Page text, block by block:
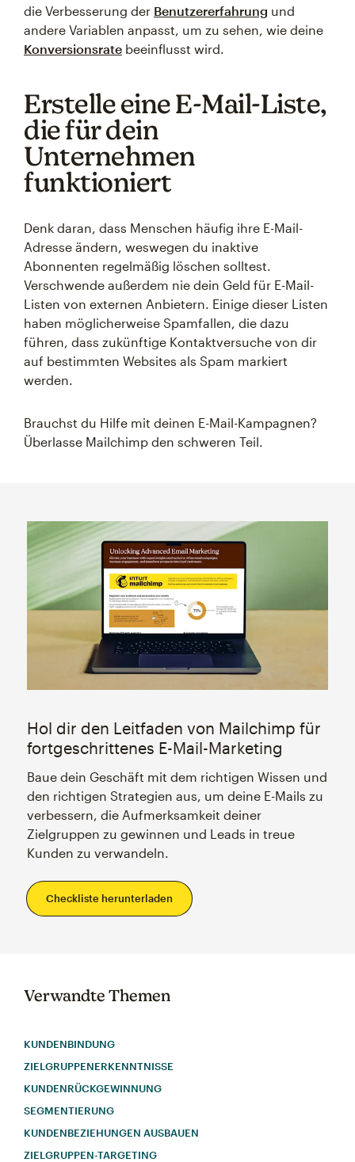
die Verbesserung der Benutzererfahrung und
andere Variablen anpasst, um zu sehen, wie deine
Konversionsrate beeinflusst wird.
Erstelle eine E-Mail-Liste,
die für dein
Unternehmen
funktioniert
Denk daran, dass Menschen häufig ihre E-Mail-
Adresse ändern, weswegen du inaktive
Abonnenten regelmäßig löschen solltest.
Verschwende außerdem nie dein Geld für E-Mail-
Listen von externen Anbietern. Einige dieser Listen
haben möglicherweise Spamfallen, die dazu
führen, dass zukünftige Kontaktversuche von dir
auf bestimmten Websites als Spam markiert
werden.
Brauchst du Hilfe mit deinen E-Mail-Kampagnen?
Überlasse Mailchimp den schweren Teil.
Hol dir den Leitfaden von Mailchimp für
fortgeschrittenes E-Mail-Marketing
Baue dein Geschäft mit dem richtigen Wissen und
den richtigen Strategien aus, um deine E-Mails zu
verbessern, die Aufmerksamkeit deiner
Zielgruppen zu gewinnen und Leads in treue
Kunden zu verwandeln.
Checkliste herunterladen
Verwandte Themen
KUNDENBINDUNG
ZIELGRUPPENERKENNTNISSE
KUNDENRÜCKGEWINNUNG
SEGMENTIERUNG
KUNDENBEZIEHUNGEN AUSBAUEN
ZIELGRUPPEN-TARGETING